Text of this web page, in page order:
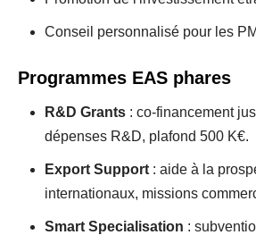
Conseil personnalisé pour les
Programmes EAS phares
R&D Grants : co-financement
dépenses R&D, plafond 500 K€.
Export Support : aide à la
internationaux, missions
Smart Specialisation :